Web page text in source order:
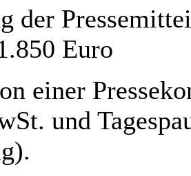
der
Euro
einer
und